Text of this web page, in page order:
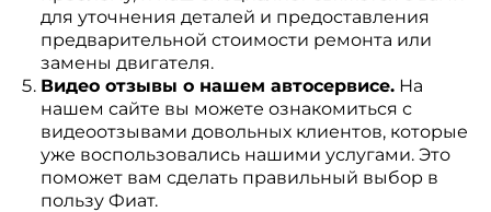
для уточнения деталей и предоставления
предварительной стоимости ремонта или
замены двигателя.
Видео отзывы о нашем автосервисе.На
нашем сайте вы можете ознакомиться с
видеоотзывами довольных клиентов, которые
уже воспользовались нашими услугами. Это
поможет вам сделать правильный выбор в
пользу Фиат.